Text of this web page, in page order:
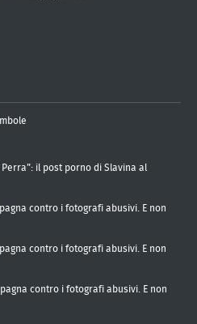
il post porno di Slavina al
contro i fotografi abusivi. E non
contro i fotografi abusivi. E non
contro i fotografi abusivi. E non